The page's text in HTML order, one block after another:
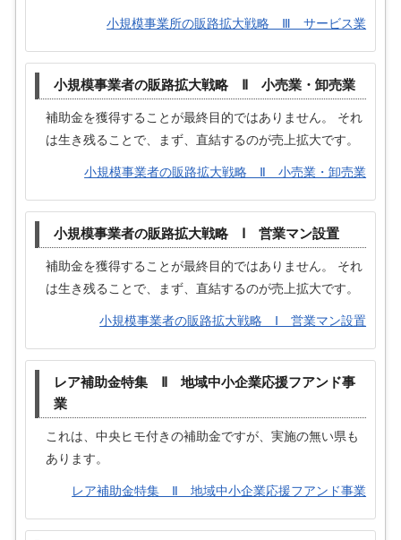
小規模事業所の販路拡大戦略 Ⅲ サービス業
小規模事業者の販路拡大戦略 Ⅱ 小売業・卸売業
補助金を獲得することが最終目的ではありません。 それ
は生き残ることで、まず、直結するのが売上拡大です。
小規模事業者の販路拡大戦略 Ⅱ 小売業・卸売業
小規模事業者の販路拡大戦略 Ⅰ 営業マン設置
補助金を獲得することが最終目的ではありません。 それ
は生き残ることで、まず、直結するのが売上拡大です。
小規模事業者の販路拡大戦略 Ⅰ 営業マン設置
レア補助金特集 Ⅱ 地域中小企業応援フアンド事
業
これは、中央ヒモ付きの補助金ですが、実施の無い県も
あります。
レア補助金特集 Ⅱ 地域中小企業応援フアンド事業